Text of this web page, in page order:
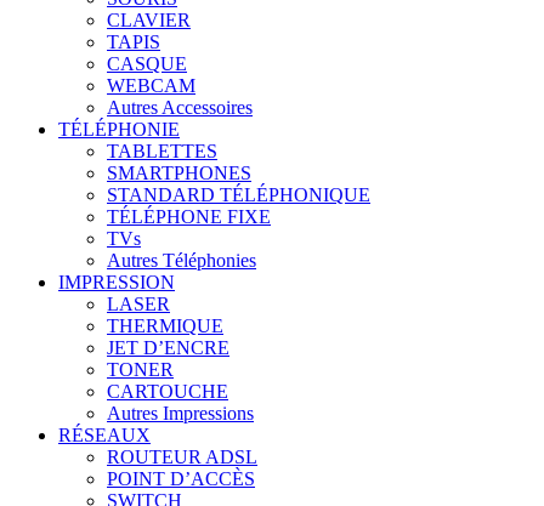
CLAVIER
TAPIS
CASQUE
WEBCAM
Autres Accessoires
TÉLÉPHONIE
TABLETTES
SMARTPHONES
STANDARD TÉLÉPHONIQUE
TÉLÉPHONE FIXE
TVs
Autres Téléphonies
IMPRESSION
LASER
THERMIQUE
JET D’ENCRE
TONER
CARTOUCHE
Autres Impressions
RÉSEAUX
ROUTEUR ADSL
POINT D’ACCÈS
SWITCH